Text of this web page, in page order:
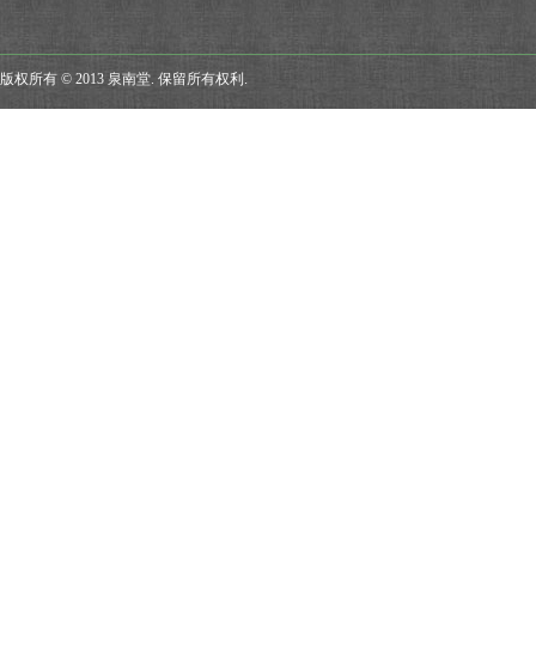
版权所有 © 2013 泉南堂. 保留所有权利.